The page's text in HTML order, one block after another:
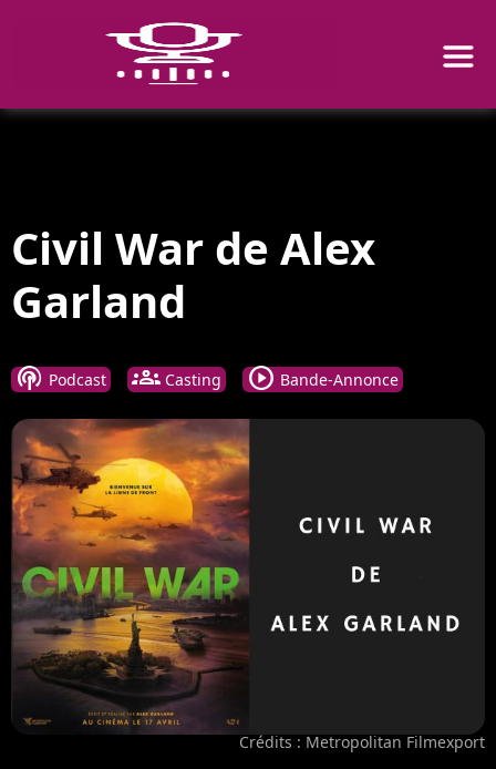
Civil War de Alex
Garland
podcasts Podcast groups Casting play_circle Bande-Annonce
Crédits : Metropolitan Filmexport